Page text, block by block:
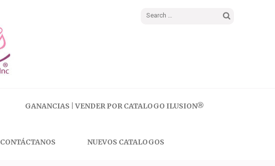
Search
GANANCIAS | VENDER POR CATALOGO ILUSION®
CONTÁCTANOS NUEVOS CATALOGOS